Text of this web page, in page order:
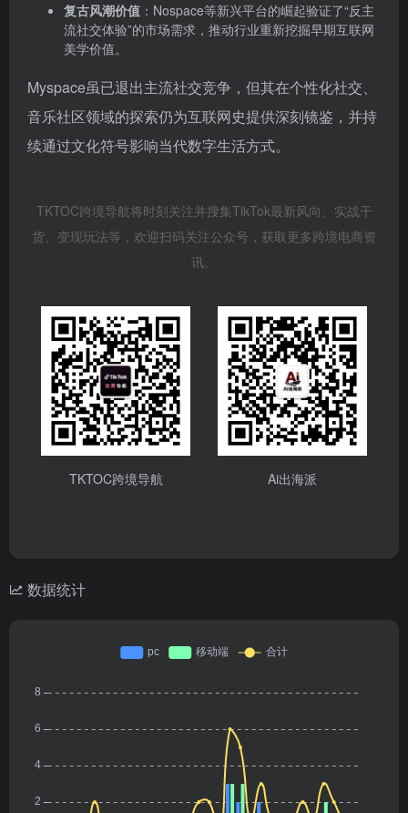
复古风潮价值 ‌：Nospace等新兴平台的崛起验证了“反主
流社交体验”的市场需求，推动行业重新挖掘早期互联网
美学价值。
Myspace虽已退出主流社交竞争，但其在个性化社交、
音乐社区领域的探索仍为互联网史提供深刻镜鉴，并持
续通过文化符号影响当代数字生活方式。
TKTOC跨境导航将时刻关注并搜集TikTok最新风向、实战干
货、变现玩法等，欢迎扫码关注公众号，获取更多跨境电商资
讯。
TKTOC跨境导航 Ai出海派
数据统计